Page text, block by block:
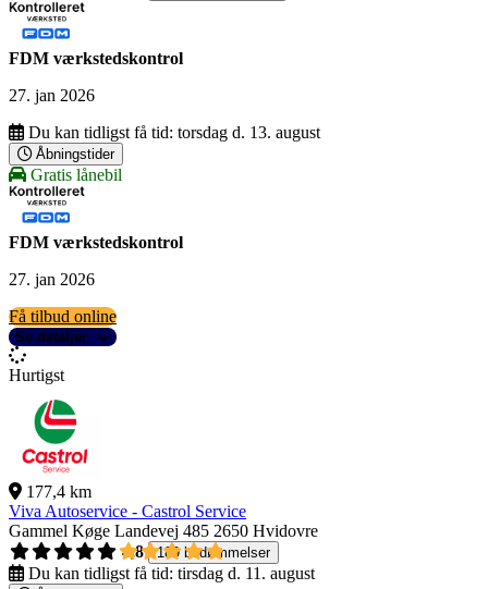
FDM værkstedskontrol
27. jan 2026
Du kan tidligst få tid: torsdag d. 13. august
Åbningstider
Gratis lånebil
FDM værkstedskontrol
27. jan 2026
Få tilbud online
Se detaljer
Hurtigst
177,4 km
Viva Autoservice - Castrol Service
Gammel Køge Landevej 485 2650 Hvidovre
4,8
189 bedømmelser
Du kan tidligst få tid: tirsdag d. 11. august